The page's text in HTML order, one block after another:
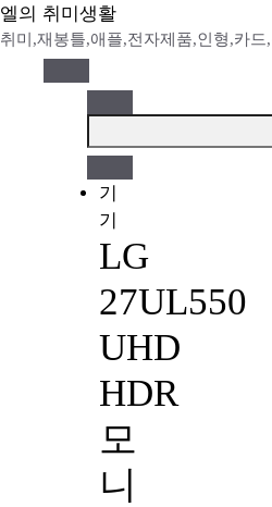
Skip
to
엘의 취미생활
취미,재봉틀,애플,전자제품,인형,카드
색:
기
기
LG
27UL550
UHD
HDR
모
니